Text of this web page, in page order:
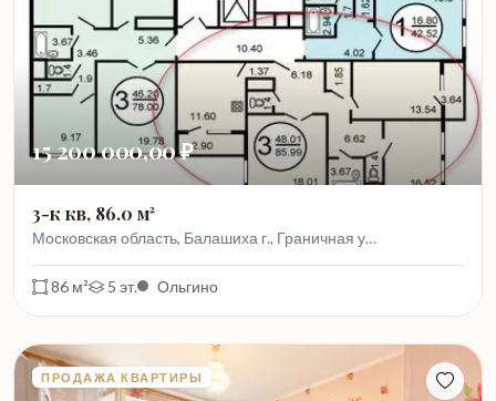
15 200 000,00 ₽
3-к кв, 86.0 м²
Московская область, Балашиха г., Граничная у…
86 м² 5 эт. Ольгино
ПРОДАЖА КВАРТИРЫ